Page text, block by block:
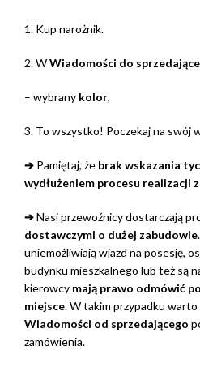
1. Kup narożnik.
2. WWiadomości do
– wybrany kolor,
3. To wszystko! Poczekaj na swój
➔ Pamiętaj, że brak wskazania
wydłużeniem procesu realizacji
➔Nasi przewoźnicy dostarczają
dostawczymi o dużej zabudowie
uniemożliwiają wjazd na posesję,
budynku mieszkalnego lub też są
kierowcy mają prawo odmówić
miejsce. W takim przypadku
Wiadomości od sprzedającego
zamówienia.